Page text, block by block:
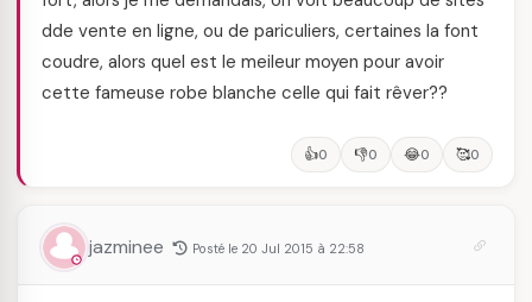
dde vente en ligne, ou de pariculiers, certaines la font
coudre, alors quel est le meileur moyen pour avoir
cette fameuse robe blanche celle qui fait rêver??
👍0 👎0 😂0 🥰0
jazminee Posté le 20 Jul 2015 à 22:58